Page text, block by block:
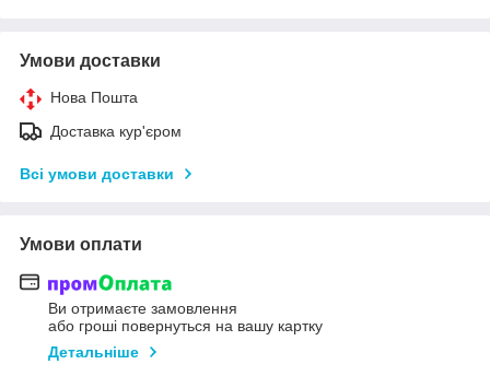
Умови доставки
Нова Пошта
Доставка кур'єром
Всі умови доставки
Умови оплати
Ви отримаєте замовлення
або гроші повернуться на вашу картку
Детальніше